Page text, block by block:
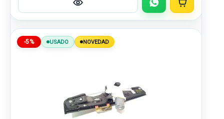
-5% USADO NOVEDAD